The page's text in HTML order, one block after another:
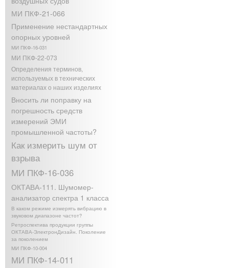
МИ ПКФ-21-066
Применение нестандартных
опорных уровней
МИ ПКФ-16-031
МИ ПКФ-22-073
Определения терминов,
используемых в технических
материалах о наших изделиях
Вносить ли поправку на
погрешность средств
измерений ЭМИ
промышленной частоты?
Как измерить шум от
взрыва
МИ ПКФ-16-036
ОКТАВА-111. Шумомер-
анализатор спектра 1 класса
В каком режиме измерять вибрацию в
звуковом диапазоне частот?
Ретроспектива продукции группы
ОКТАВА-ЭлектронДизайн. Поколение
за поколением
МИ ПКФ-10-004
МИ ПКФ-14-011